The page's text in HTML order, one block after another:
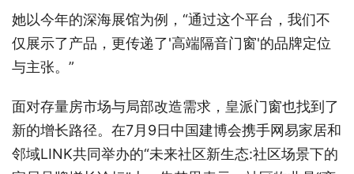
她以今年的深海展馆为例，“通过这个平台，我们不
仅展示了产品，更传递了'高端隔音门窗'的品牌定位
与主张。”
面对存量房市场与局部改造需求，皇派门窗也找到了
新的增长路径。在7月9日中国建博会携手网易家居和
邻域LINK共同举办的“未来社区新生态:社区场景下的